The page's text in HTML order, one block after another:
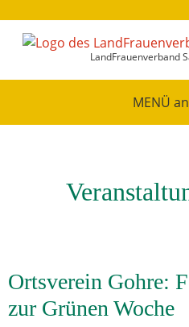
LandFrauenverband
MENÜ
Ortsverein Gohre:
zur Grünen Woche